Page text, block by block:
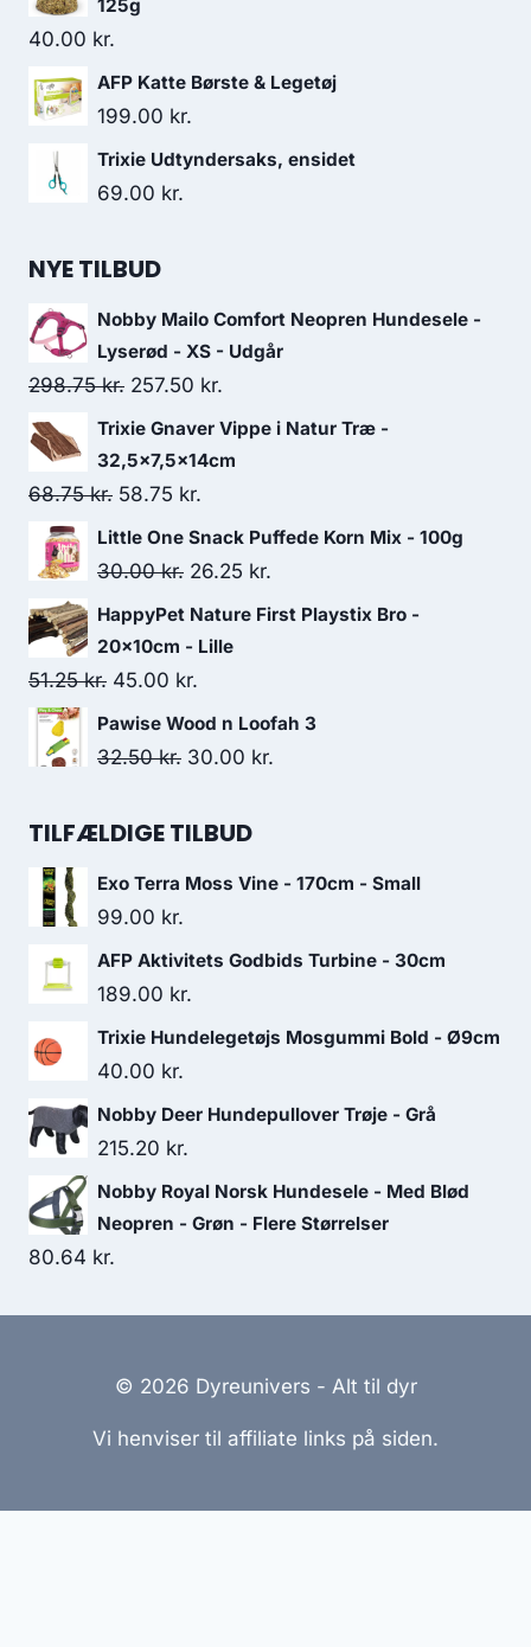
125g
40.00 kr.
AFP Katte Børste & Legetøj
199.00 kr.
Trixie Udtyndersaks, ensidet
69.00 kr.
NYE TILBUD
Nobby Mailo Comfort Neopren Hundesele -
Lyserød - XS - Udgår
298.75kr. Den
oprindelige
pris
var:
298.75 kr..
257.50 kr.
aktuelle
pris
257.50 kr..
Trixie Gnaver Vippe i Natur Træ -
32,5x7,5x14cm
68.75kr. Den
oprindelige
pris
68.75 kr..
58.75 kr.
aktuelle
pris
58.75 kr..
Little One Snack Puffede Korn Mix - 100g
30.00kr. Den
oprindelige
pris
var:
30.00 kr..
26.25 kr.
aktuelle
26.25 kr..
HappyPet Nature First Playstix Bro -
20x10cm - Lille
51.25kr. Den
oprindelige
pris
51.25 kr..
45.00 kr.
aktuelle
pris
45.00 kr..
Pawise Wood n Loofah 3
32.50kr. Den
pris
32.50 kr..
30.00 kr.
30.00 kr..
TILFÆLDIGE TILBUD
Exo Terra Moss Vine - 170cm - Small
99.00 kr.
AFP Aktivitets Godbids Turbine - 30cm
189.00 kr.
Trixie Hundelegetøjs Mosgummi Bold - Ø9cm
40.00 kr.
Nobby Deer Hundepullover Trøje - Grå
215.20 kr.
Nobby Royal Norsk Hundesele - Med Blød
Neopren - Grøn - Flere Størrelser
80.64 kr.
© 2026 Dyreunivers - Alt til dyr
Vi henviser til affiliate links på siden.